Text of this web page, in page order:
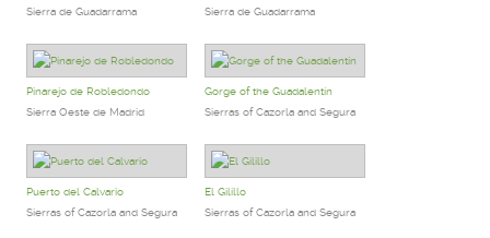
Sierra de Guadarrama
Sierra de Guadarrama
Pinarejo de Robledondo
Sierra Oeste de Madrid
Gorge of the Guadalentín
Sierras of Cazorla and Segura
Puerto del Calvario
Sierras of Cazorla and Segura
El Gilillo
Sierras of Cazorla and Segura